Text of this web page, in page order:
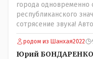
города одновременно
республиканского
сотрясение звука!
необходимо самому
разобраться прежде
население города!
родом из Шанхая2022
Юрий БОНДАРЕНКО: